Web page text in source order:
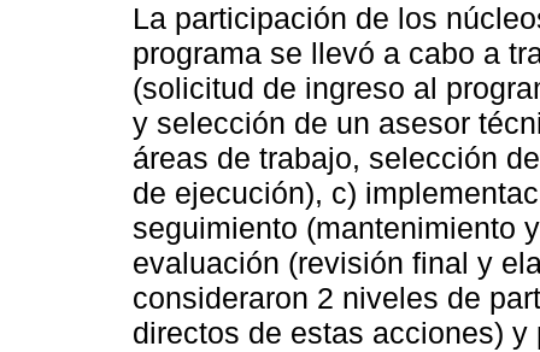
La participación de los
programa se llevó a cabo a
(solicitud de ingreso al
y selección de un asesor
áreas de trabajo, selección
de ejecución), c)
seguimiento (mantenimiento
evaluación (revisión final y
consideraron 2 niveles de
directos de estas acciones)